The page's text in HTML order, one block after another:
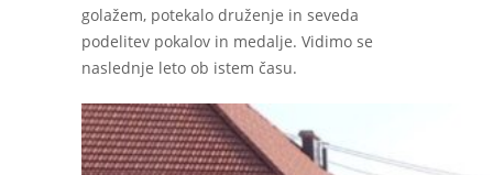
golažem, potekalo druženje in seveda
podelitev pokalov in medalje. Vidimo se
naslednje leto ob istem času.